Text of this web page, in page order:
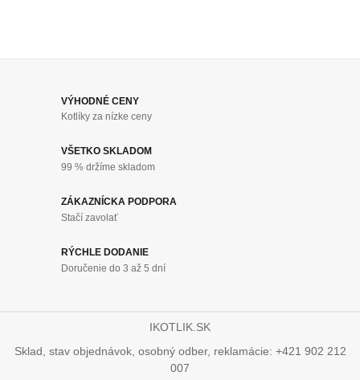
VÝHODNÉ CENY
Kotlíky za nízke ceny
VŠETKO SKLADOM
99 % držíme skladom
ZÁKAZNÍCKA PODPORA
Stačí zavolať
RÝCHLE DODANIE
Doručenie do 3 až 5 dní
IKOTLIK.SK
Sklad, stav objednávok, osobný odber, reklamácie: +421 902 212
007